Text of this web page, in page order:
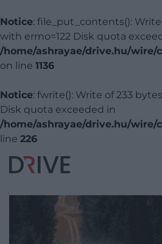
Notice: file_put_contents():
with errno=122 Disk quota
/home/ashrayae/drive.hu/wire/
on line 1136
Notice: fwrite(): Write of 233
Disk quota exceeded in
/home/ashrayae/drive.hu/wire/
line 226